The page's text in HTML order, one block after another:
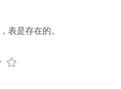
表是存在的。